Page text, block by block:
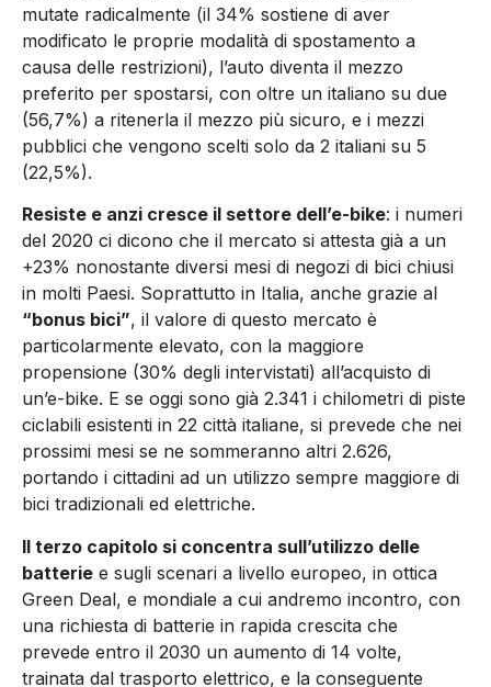
mutate radicalmente (il 34% sostiene di aver
modificato le proprie modalità di spostamento a
causa delle restrizioni), l’auto diventa il mezzo
preferito per spostarsi, con oltre un italiano su due
(56,7%) a ritenerla il mezzo più sicuro, e i mezzi
pubblici che vengono scelti solo da 2 italiani su 5
(22,5%).
Resiste e anzi cresce il settore dell’e-bike: i numeri
del 2020 ci dicono che il mercato si attesta già a un
+23% nonostante diversi mesi di negozi di bici chiusi
in molti Paesi. Soprattutto in Italia, anche grazie al
“bonus bici”, il valore di questo mercato è
particolarmente elevato, con la maggiore
propensione (30% degli intervistati) all’acquisto di
un’e-bike. E se oggi sono già 2.341 i chilometri di piste
ciclabili esistenti in 22 città italiane, si prevede che nei
prossimi mesi se ne sommeranno altri 2.626,
portando i cittadini ad un utilizzo sempre maggiore di
bici tradizionali ed elettriche.
Il terzo capitolo si concentra sull’utilizzo delle
batterie e sugli scenari a livello europeo, in ottica
Green Deal, e mondiale a cui andremo incontro, con
una richiesta di batterie in rapida crescita che
prevede entro il 2030 un aumento di 14 volte,
trainata dal trasporto elettrico, e la conseguente